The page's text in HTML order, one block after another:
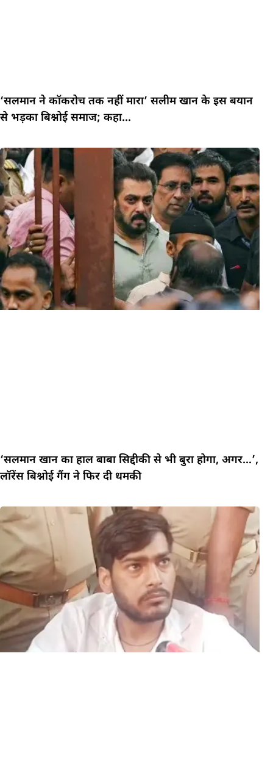
‘सलमान ने कॉकरोच तक नहीं मारा’ सलीम खान के इस बयान
से भड़का बिश्नोई समाज; कहा…
‘सलमान खान का हाल बाबा सिद्दीकी से भी बुरा होगा, अगर…’,
लॉरेंस बिश्नोई गैंग ने फिर दी धमकी